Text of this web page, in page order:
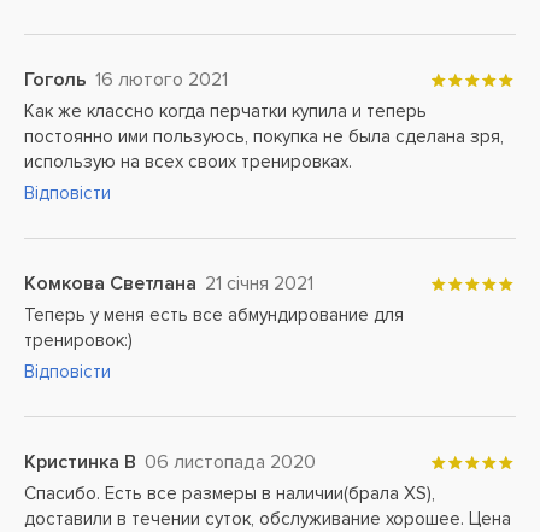
Гоголь 16 лютого 2021
Как же классно когда перчатки купила и теперь
постоянно ими пользуюсь, покупка не была сделана зря,
использую на всех своих тренировках.
Відповісти
Комкова Светлана 21 січня 2021
Теперь у меня есть все абмундирование для
тренировок:)
Відповісти
Кристинка В 06 листопада 2020
Спасибо. Есть все размеры в наличии(брала XS),
доставили в течении суток, обслуживание хорошее. Цена